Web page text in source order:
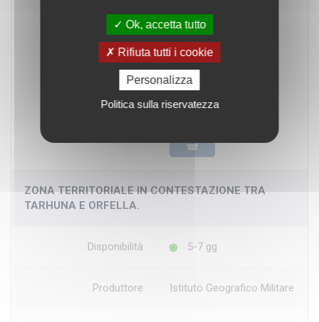
Dimensioni 65x69 cm
Scala 1:50.000
Prezzo € 36,60
ZONA TERRITORIALE IN CONTESTAZIONE TRA
TARHUNA E ORFELLA.
Disponibilità 5-7 gg
Produttore Istituto Geografico Militare
Ok, accetta tutto
Rifiuta tutti i cookie
Personalizza
Politica sulla riservatezza